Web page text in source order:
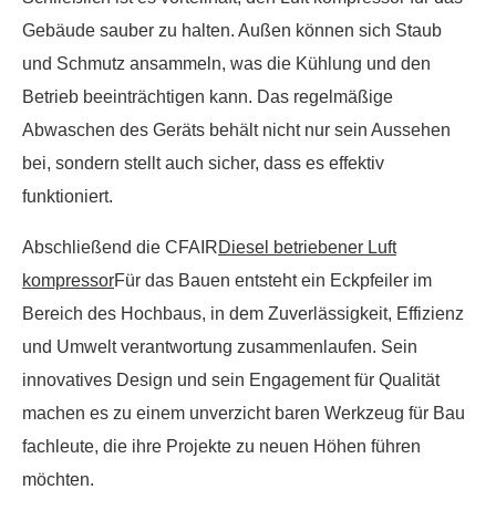
Gebäude sauber zu halten. Außen können sich Staub
und Schmutz ansammeln, was die Kühlung und den
Betrieb beeinträchtigen kann. Das regelmäßige
Abwaschen des Geräts behält nicht nur sein Aussehen
bei, sondern stellt auch sicher, dass es effektiv
funktioniert.
Abschließend die CFAIRDiesel betriebener Luft
kompressorFür das Bauen entsteht ein Eckpfeiler im
Bereich des Hochbaus, in dem Zuverlässigkeit, Effizienz
und Umwelt verantwortung zusammenlaufen. Sein
innovatives Design und sein Engagement für Qualität
machen es zu einem unverzicht baren Werkzeug für Bau
fachleute, die ihre Projekte zu neuen Höhen führen
möchten.